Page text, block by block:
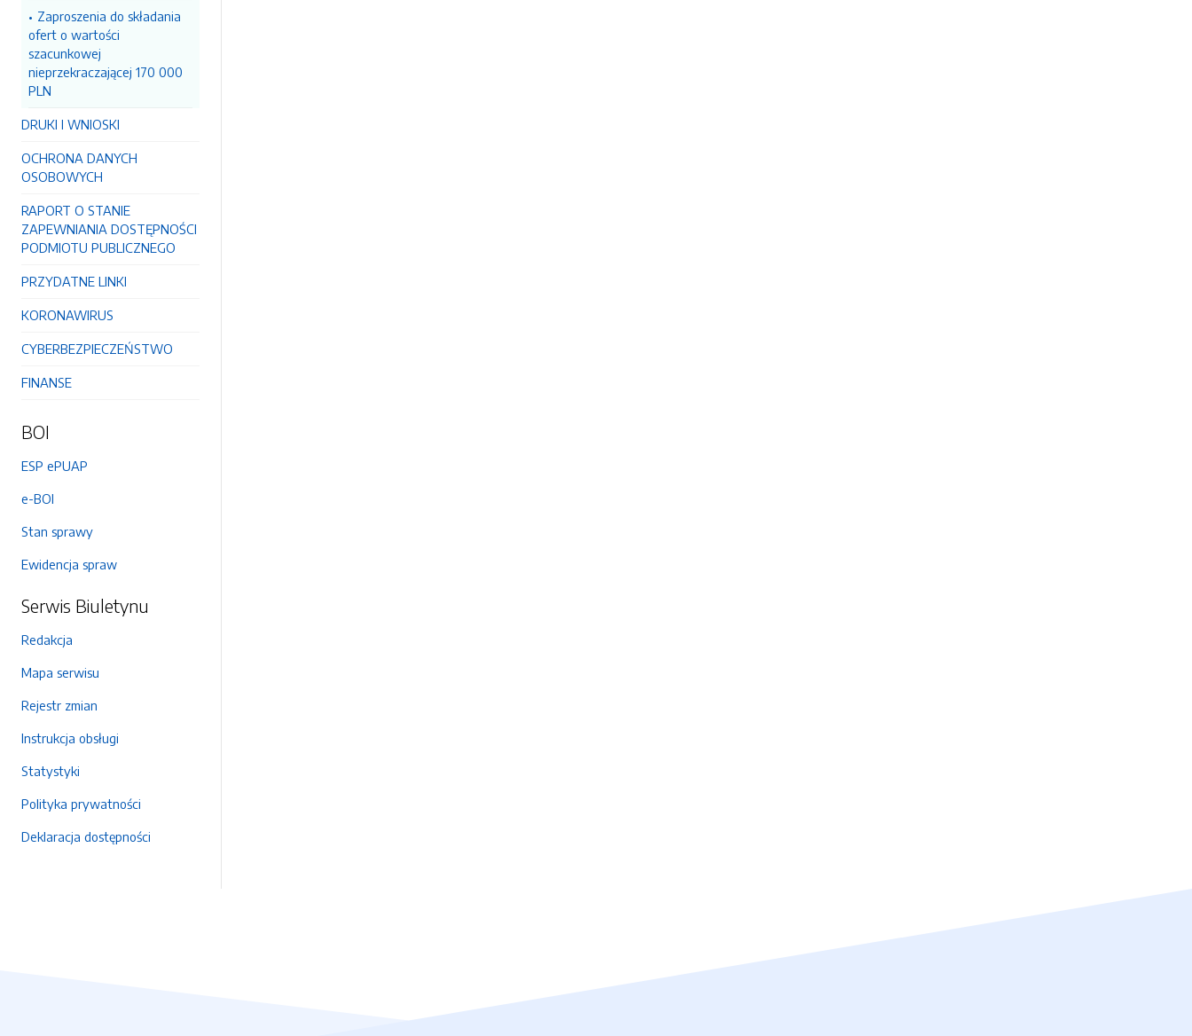
Zaproszenia do składania
ofert o wartości
szacunkowej
nieprzekraczającej 170 000
PLN
DRUKI I WNIOSKI
OCHRONA DANYCH
OSOBOWYCH
RAPORT O STANIE
ZAPEWNIANIA DOSTĘPNOŚCI
PODMIOTU PUBLICZNEGO
PRZYDATNE LINKI
KORONAWIRUS
CYBERBEZPIECZEŃSTWO
FINANSE
BOI
ESP ePUAP
e-BOI
Stan sprawy
Ewidencja spraw
Serwis Biuletynu
Redakcja
Mapa serwisu
Rejestr zmian
Instrukcja obsługi
Statystyki
Polityka prywatności
Deklaracja dostępności